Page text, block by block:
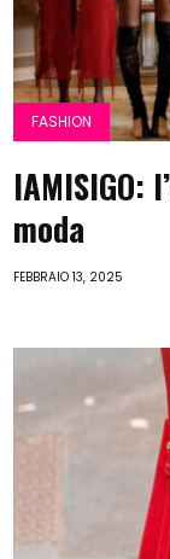
FASHION
IAMISIGO:
moda
FEBBRAIO 13, 2025